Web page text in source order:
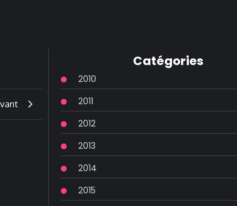
Catégories
2010
2011
2012
2013
2014
2015